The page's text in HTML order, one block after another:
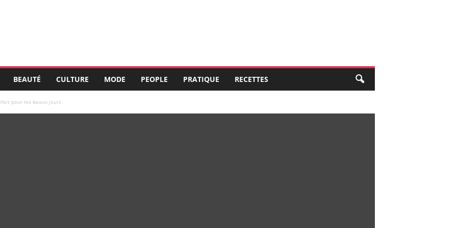
BEAUTÉ CULTURE MODE PEOPLE PRATIQUE RECETTES
pour les beaux jours